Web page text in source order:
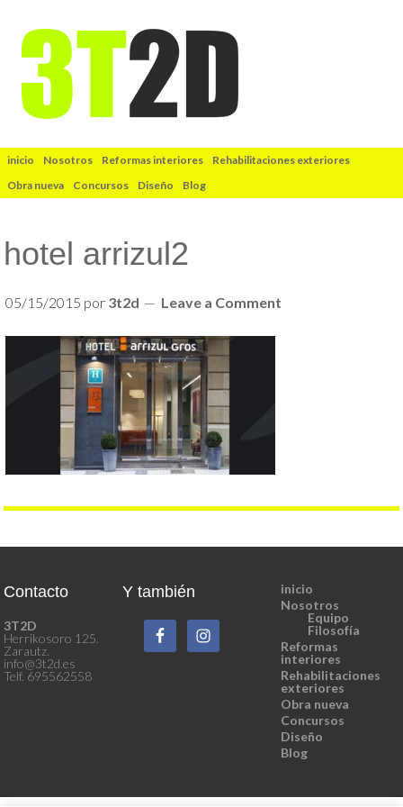
inicio Nosotros Reformas interiores
Rehabilitaciones exteriores
Obra nueva
Concursos Diseño Blog
hotel arrizul2
05/15/2015 por 3t2d Leave a Comment
Contacto
3T2D
Herrikosoro 125.
Zarautz.
info@3t2d.es
Telf. 695562558
Y también
inicio
Nosotros
Equipo
Filosofía
Reformas
interiores
Rehabilitaciones
exteriores
Obra nueva
Concursos
Diseño
Blog